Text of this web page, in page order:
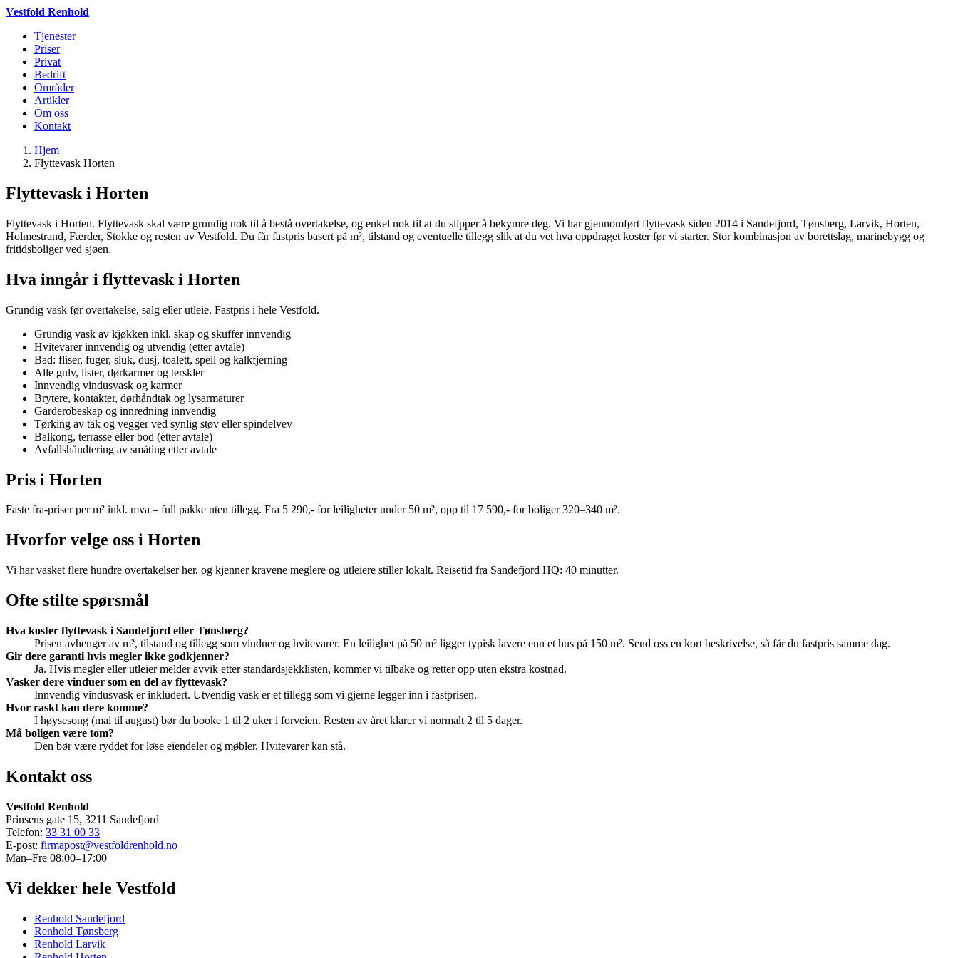
Vestfold Renhold
Tjenester
Priser
Privat
Bedrift
Områder
Artikler
Om oss
Kontakt
Hjem
Flyttevask Horten
Flyttevask i Horten
Flyttevask i Horten. Flyttevask skal være grundig nok til å bestå overtakelse, og enkel nok til at du slipper å bekymre deg. Vi har gjennomført flyttevask siden 2014 i Sandefjord, Tønsberg, Larvik, Horten,
Holmestrand, Færder, Stokke og resten av Vestfold. Du får fastpris basert på m², tilstand og eventuelle tillegg slik at du vet hva oppdraget koster før vi starter. Stor kombinasjon av borettslag, marinebygg og
fritidsboliger ved sjøen.
Hva inngår i flyttevask i Horten
Grundig vask før overtakelse, salg eller utleie. Fastpris i hele Vestfold.
Grundig vask av kjøkken inkl. skap og skuffer innvendig
Hvitevarer innvendig og utvendig (etter avtale)
Bad: fliser, fuger, sluk, dusj, toalett, speil og kalkfjerning
Alle gulv, lister, dørkarmer og terskler
Innvendig vindusvask og karmer
Brytere, kontakter, dørhåndtak og lysarmaturer
Garderobeskap og innredning innvendig
Tørking av tak og vegger ved synlig støv eller spindelvev
Balkong, terrasse eller bod (etter avtale)
Avfallshåndtering av småting etter avtale
Pris i Horten
Faste fra-priser per m² inkl. mva – full pakke uten tillegg. Fra 5 290,- for leiligheter under 50 m², opp til 17 590,- for boliger 320–340 m².
Hvorfor velge oss i Horten
Vi har vasket flere hundre overtakelser her, og kjenner kravene meglere og utleiere stiller lokalt. Reisetid fra Sandefjord HQ: 40 minutter.
Ofte stilte spørsmål
Hva koster flyttevask i Sandefjord eller Tønsberg?
Prisen avhenger av m², tilstand og tillegg som vinduer og hvitevarer. En leilighet på 50 m² ligger typisk lavere enn et hus på 150 m². Send oss en kort beskrivelse, så får du fastpris samme dag.
Gir dere garanti hvis megler ikke godkjenner?
Ja. Hvis megler eller utleier melder avvik etter standardsjekklisten, kommer vi tilbake og retter opp uten ekstra kostnad.
Vasker dere vinduer som en del av flyttevask?
Innvendig vindusvask er inkludert. Utvendig vask er et tillegg som vi gjerne legger inn i fastprisen.
Hvor raskt kan dere komme?
I høysesong (mai til august) bør du booke 1 til 2 uker i forveien. Resten av året klarer vi normalt 2 til 5 dager.
Må boligen være tom?
Den bør være ryddet for løse eiendeler og møbler. Hvitevarer kan stå.
Kontakt oss
Vestfold Renhold
Prinsens gate 15, 3211 Sandefjord
Telefon: 33 31 00 33
E-post: firmapost@vestfoldrenhold.no
Man–Fre 08:00–17:00
Vi dekker hele Vestfold
Renhold Sandefjord
Renhold Tønsberg
Renhold Larvik